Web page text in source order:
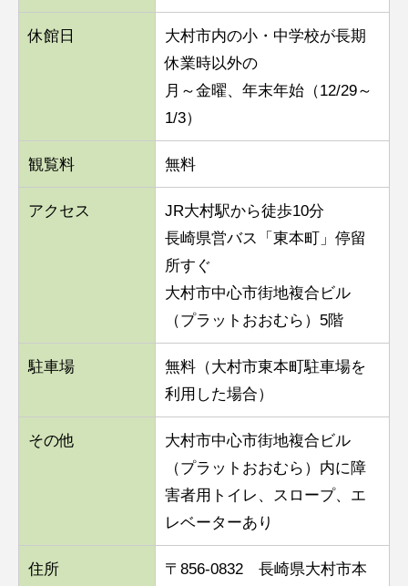
休館日
大村市内の小・中学校が長期
休業時以外の
月～金曜、年末年始（12/29～
1/3）
観覧料 無料
アクセス
JR大村駅から徒歩10分
長崎県営バス「東本町」停留
所すぐ
大村市中心市街地複合ビル
（プラットおおむら）5階
駐車場
無料（大村市東本町駐車場を
利用した場合）
その他
大村市中心市街地複合ビル
（プラットおおむら）内に障
害者用トイレ、スロープ、エ
レベーターあり
住所
〒856-0832 長崎県大村市本